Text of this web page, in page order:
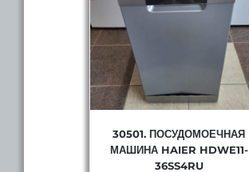
30501. ПОСУДОМОЕЧНАЯ
МАШИНА HAIER HDWE11-
36SS4RU